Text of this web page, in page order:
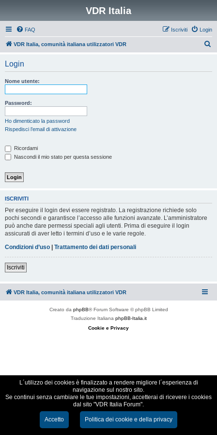
VDR Italia
FAQ Login
Iscriviti
VDR Italia, comunità italiana utilizzatori VDR
Login
Nome utente:
Password:
Ho dimenticato la password
Rispedisci l’email di attivazione
Ricordami
Nascondi il mio stato per questa sessione
ISCRIVITI
Per eseguire il login devi essere registrato. La registrazione richiede solo
pochi secondi e garantisce l’accesso alle funzioni avanzate. L’amministratore
può anche dare permessi speciali agli utenti. Prima di eseguire il login
assicurati di aver letto i termini d’uso e le varie regole.
Condizioni d’uso | Trattamento dei dati personali
Iscriviti
VDR Italia, comunità italiana utilizzatori VDR
Creato da phpBB® Forum Software © phpBB Limited
Traduzione Italiana phpBB-Italia.it
Cookie e Privacy
L´utilizzo dei cookies è finalizzato a rendere migliore l´esperienza di
navigazione sul nostro sito.
Se continui senza cambiare le tue impostazioni, accetterai di ricevere i cookies
dal sito "VDR Italia Forum".
Accetto Politica dei cookie e della privacy